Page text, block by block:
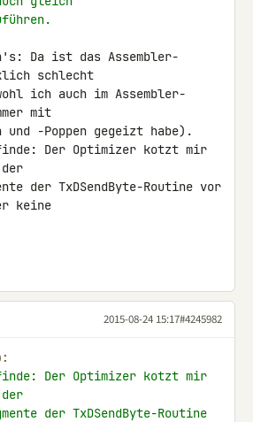
Da ist das Assembler-
schlecht
ich auch im Assembler-
mit
und -Poppen gegeizt habe).
Der Optimizer kotzt mir
der TxDSendByte-Routine vor
keine
2015-08-24 15:17#4245982
Der Optimizer kotzt mir
der TxDSendByte-Routine